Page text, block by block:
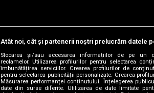
Atât noi, cât și partenerii noștri prelucrăm datele
Stocarea și/sau accesarea informațiilor de pe un
reclamelor. Utilizarea profilurilor pentru selectarea
îmbunătățirea serviciilor. Crearea profilurilor de
pentru selectarea publicității personalizate. Crearea
Măsurarea performanței conținutului. Înțelegerea
date din surse diferite. Utilizarea de date limitate